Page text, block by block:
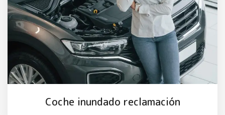
Coche inundado reclamación